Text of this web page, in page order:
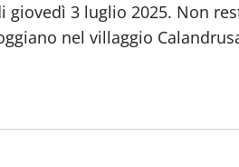
3 luglio 2025. Non
nel villaggio